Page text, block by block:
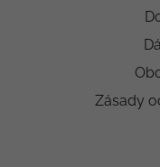
Zásady